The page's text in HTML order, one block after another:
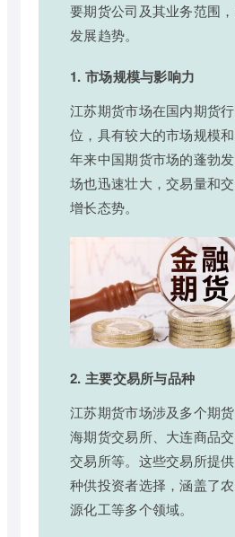
要期货公司及其业务范围
发展趋势。
1. 市场规模与影响力
江苏期货市场在国内期货
位，具有较大的市场规模
年来中国期货市场的蓬勃
场也迅速壮大，交易量和
增长态势。
2. 主要交易所与品种
江苏期货市场涉及多个期
海期货交易所、大连商品
交易所等。这些交易所提
种供投资者选择，涵盖了
源化工等多个领域。